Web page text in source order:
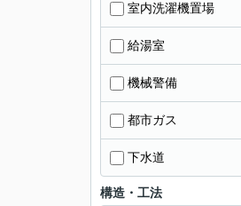
室内洗濯機置場
給湯室
機械警備
都市ガス
下水道
構造・工法